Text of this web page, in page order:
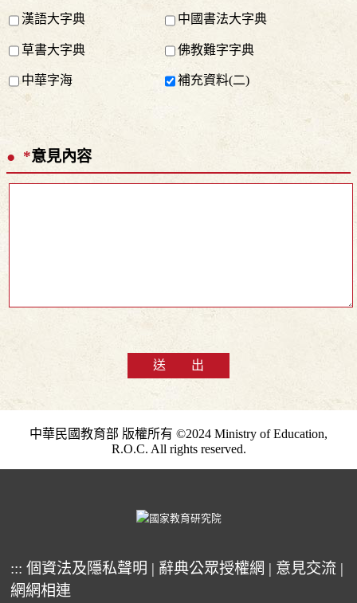
漢語大字典 中國書法大字典
草書大字典 佛教難字字典
中華字海 補充資料(二)
*意見內容
送 出
中華民國教育部 版權所有 ©2024 Ministry of Education,
R.O.C. All rights reserved.
::: 個資法及隱私聲明 | 辭典公眾授權網 | 意見交流 |
網網相連